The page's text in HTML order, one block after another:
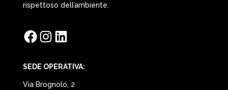
rispettoso dell’ambiente.
FacebookInstagramLinkedIn
SEDE OPERATIVA:
Via Brognolo, 2